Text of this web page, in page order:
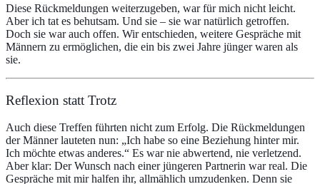
Diese Rückmeldungen weiterzugeben, war für mich nicht leicht.
Aber ich tat es behutsam. Und sie – sie war natürlich getroffen.
Doch sie war auch offen. Wir entschieden, weitere Gespräche mit
Männern zu ermöglichen, die ein bis zwei Jahre jünger waren als
sie.
Reflexion statt Trotz
Auch diese Treffen führten nicht zum Erfolg. Die Rückmeldungen
der Männer lauteten nun: „Ich habe so eine Beziehung hinter mir.
Ich möchte etwas anderes.“ Es war nie abwertend, nie verletzend.
Aber klar: Der Wunsch nach einer jüngeren Partnerin war real. Die
Gespräche mit mir halfen ihr, allmählich umzudenken. Denn sie